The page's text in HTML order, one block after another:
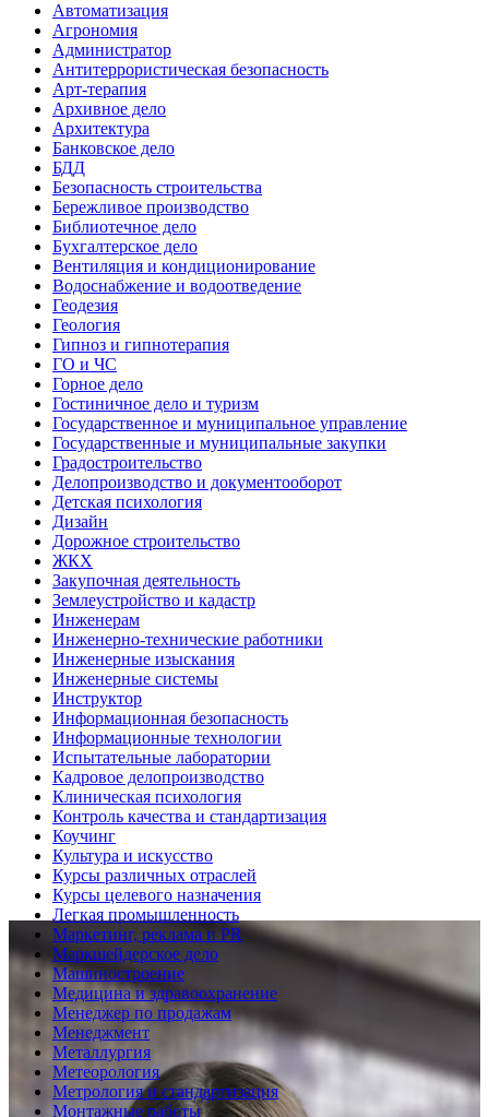
Автоматизация
Агрономия
Администратор
Антитеррористическая безопасность
Арт-терапия
Архивное дело
Архитектура
Банковское дело
БДД
Безопасность строительства
Бережливое производство
Библиотечное дело
Бухгалтерское дело
Вентиляция и кондиционирование
Водоснабжение и водоотведение
Геодезия
Геология
Гипноз и гипнотерапия
ГО и ЧС
Горное дело
Гостиничное дело и туризм
Государственное и муниципальное управление
Государственные и муниципальные закупки
Градостроительство
Делопроизводство и документооборот
Детская психология
Дизайн
Дорожное строительство
ЖКХ
Закупочная деятельность
Землеустройство и кадастр
Инженерам
Инженерно-технические работники
Инженерные изыскания
Инженерные системы
Инструктор
Информационная безопасность
Информационные технологии
Испытательные лаборатории
Кадровое делопроизводство
Клиническая психология
Контроль качества и стандартизация
Коучинг
Культура и искусство
Курсы различных отраслей
Курсы целевого назначения
Легкая промышленность
Маркетинг, реклама и PR
Маркшейдерское дело
Машиностроение
Медицина и здравоохранение
Менеджер по продажам
Менеджмент
Металлургия
Метеорология
Метрология и стандартизация
Монтажные работы